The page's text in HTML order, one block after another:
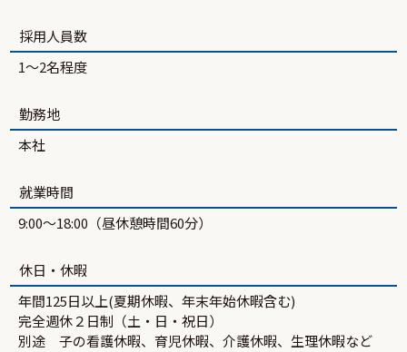
採用人員数
1～2名程度
勤務地
本社
就業時間
9:00～18:00（昼休憩時間60分）
休日・休暇
年間125日以上(夏期休暇、年末年始休暇含む)
完全週休２日制（土・日・祝日）
別途 子の看護休暇、育児休暇、介護休暇、生理休暇など